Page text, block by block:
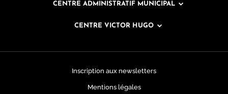
CENTRE ADMINISTRATIF MUNICIPAL
CENTRE VICTOR HUGO
Inscription aux newsletters
Mentions légales